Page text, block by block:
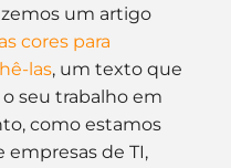
um artigo
cores para
las, um texto que
seu trabalho em
como estamos
de TI,